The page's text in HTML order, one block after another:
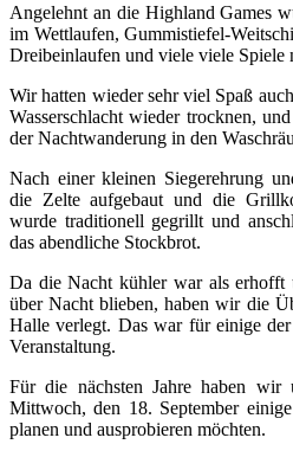
Angelehnt an die Highland Games
im Wettlaufen, Gummistiefel-
Dreibeinlaufen und viele viele Spiele
Wir hatten wieder sehr viel Spaß
Wasserschlacht wieder trocknen,
der Nachtwanderung in den
Nach einer kleinen Siegerehrung
die Zelte aufgebaut und die
wurde traditionell gegrillt und
das abendliche Stockbrot.
Da die Nacht kühler war als erhofft
über Nacht blieben, haben wir die
Halle verlegt. Das war für einige
Veranstaltung.
Für die nächsten Jahre haben wir
Mittwoch, den 18. September
planen und ausprobieren möchten.